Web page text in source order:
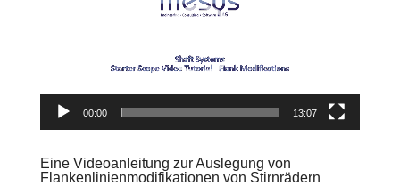
00:00 13:07
Eine Videoanleitung zur Auslegung von
Flankenlinienmodifikationen von Stirnrädern